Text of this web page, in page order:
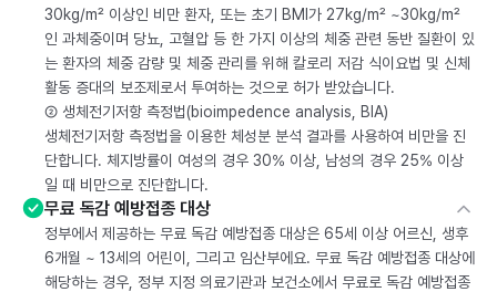
30kg/m² 이상인 비만 환자, 또는 초기 BMI가 27kg/m² ~30kg/m²
인 과체중이며 당뇨, 고혈압 등 한 가지 이상의 체중 관련 동반 질환이 있
는 환자의 체중 감량 및 체중 관리를 위해 칼로리 저감 식이요법 및 신체
활동 증대의 보조제로서 투여하는 것으로 허가 받았습니다.
② 생체전기저항 측정법(bioimpedence analysis, BIA)
생체전기저항 측정법을 이용한 체성분 분석 결과를 사용하여 비만을 진
단합니다. 체지방률이 여성의 경우 30% 이상, 남성의 경우 25% 이상
일 때 비만으로 진단합니다.
무료 독감 예방접종 대상
정부에서 제공하는 무료 독감 예방접종 대상은 65세 이상 어르신, 생후
6개월 ~ 13세의 어린이, 그리고 임산부에요. 무료 독감 예방접종 대상에
해당하는 경우, 정부 지정 의료기관과 보건소에서 무료로 독감 예방접종